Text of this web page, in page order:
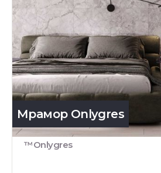
Мрамор Onlygres
™Onlygres